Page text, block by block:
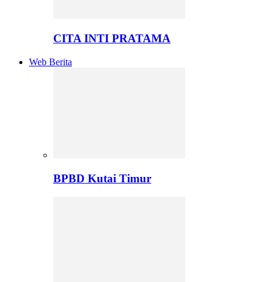
CITA INTI PRATAMA
Web Berita
BPBD Kutai Timur